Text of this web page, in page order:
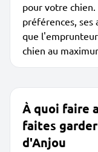
pour votre
préférences, ses
que
chien au
À quoi faire
faites
d'Anjou